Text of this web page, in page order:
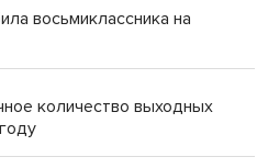
восьмиклассника на
количество выходных